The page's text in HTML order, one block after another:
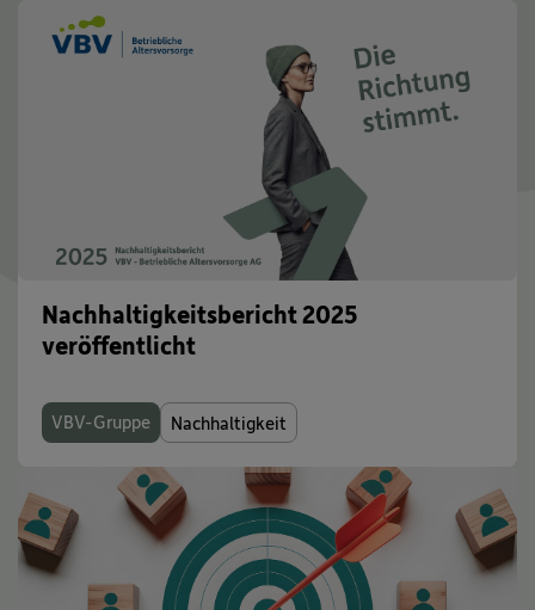
Nachhaltigkeitsbericht 2025
veröffentlicht
VBV-Gruppe Nachhaltigkeit